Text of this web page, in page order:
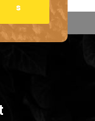
s